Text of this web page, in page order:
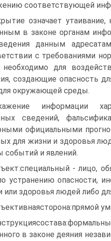
соответствующей
означает
в законе органам
данным
с требованиями
для
создающие опасность
окружающей среды.
информации
сведений,
официальными
для жизни и здоровья
событий и явлений.
- лицо,
устранению опасности,
или здоровья людей либо
в законе деяния